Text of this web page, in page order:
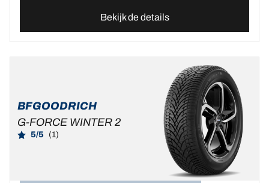
Bekijk de details
BFGOODRICH
G-FORCE WINTER 2
5/5 (1)